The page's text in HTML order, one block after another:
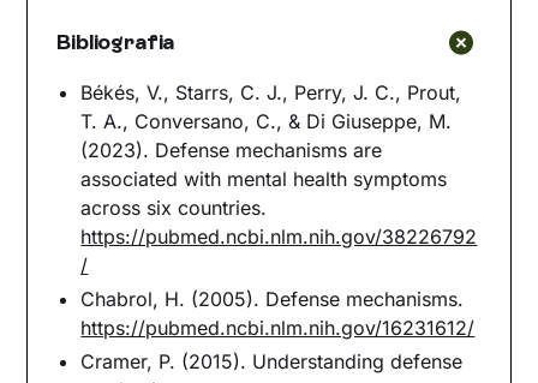
Bibliografia
Békés, V., Starrs, C. J., Perry, J. C., Prout,
T. A., Conversano, C., & Di Giuseppe, M.
(2023). Defense mechanisms are
associated with mental health symptoms
across six countries.
https://pubmed.ncbi.nlm.nih.gov/38226792
/
Chabrol, H. (2005). Defense mechanisms.
https://pubmed.ncbi.nlm.nih.gov/16231612/
Cramer, P. (2015). Understanding defense